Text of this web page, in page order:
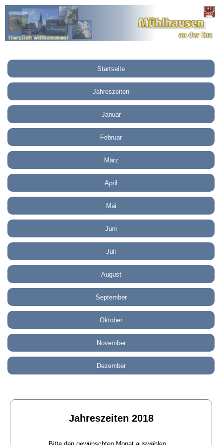
Startseite
Jahreszeiten
Januar
Februar
März
April
Mai
Juni
Juli
August
September
Oktober
November
Dezember
Jahreszeiten 2018